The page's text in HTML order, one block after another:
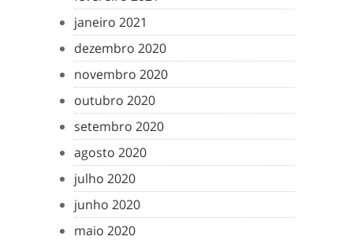
janeiro 2021
dezembro 2020
novembro 2020
outubro 2020
setembro 2020
agosto 2020
julho 2020
junho 2020
maio 2020